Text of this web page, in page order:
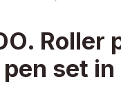
Roller
set in